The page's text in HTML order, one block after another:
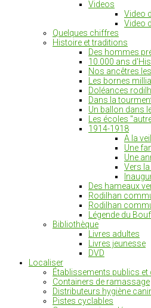
Videos
Video
Video
Quelques chiffres
Histoire et traditions
Des hommes
10.000 ans
Nos ancêtres
Les bornes
Doléances
Dans la
Un ballon dans
Les écoles
1914-1918
A la
Une
Une
Vers
Des hameaux
Rodilhan
Rodilhan
Légende du
Bibliothèque
Livres adultes
Livres jeunesse
DVD
Localiser
Établissements publics
Containers de ramassage
Distributeurs hygiène
Pistes cyclables